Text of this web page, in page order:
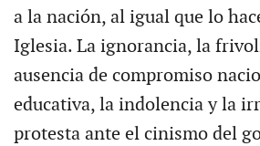
a la nación, al igual que lo
Iglesia. La ignorancia, la
ausencia de compromiso
educativa, la indolencia y la
protesta ante el cinismo del